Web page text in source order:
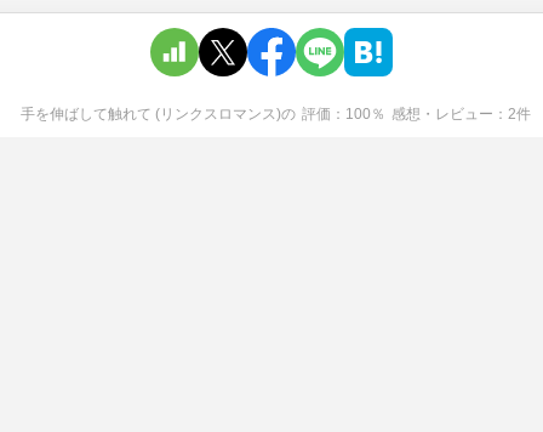
手を伸ばして触れて (リンクスロマンス)の 評価 100 ％ 感想・レビュー 2件